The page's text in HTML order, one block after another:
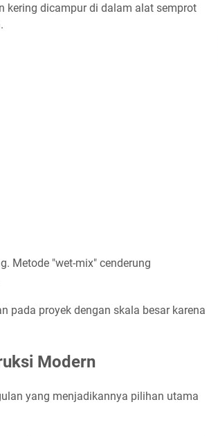
kering dicampur di dalam alat semprot
Metode "wet-mix" cenderung
pada proyek dengan skala besar karena
Modern
yang menjadikannya pilihan utama